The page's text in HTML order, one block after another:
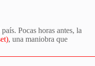
Pocas horas antes, la
, una maniobra que